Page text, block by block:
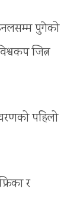
पुगेको
जित्न
पहिलो
र